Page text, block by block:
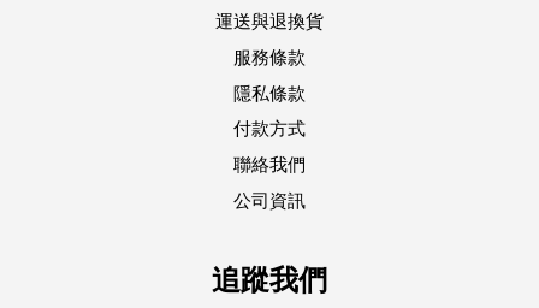
運送與退換貨
服務條款
隱私條款
付款方式
聯絡我們
公司資訊
追蹤我們